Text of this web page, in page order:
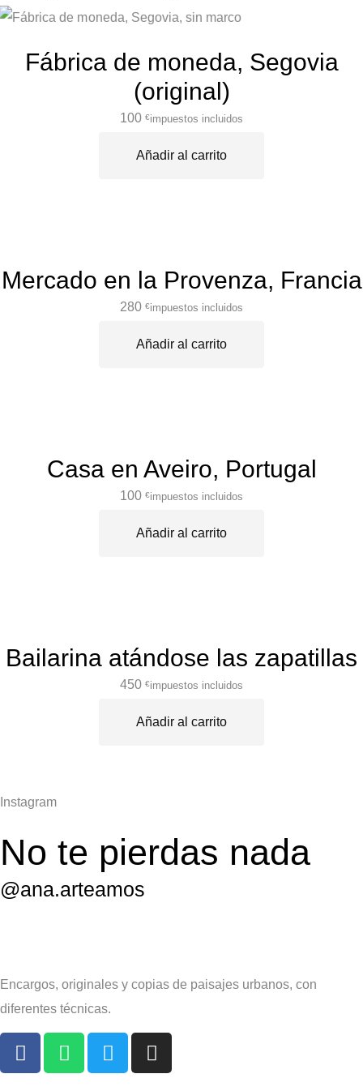
Fábrica de moneda, Segovia
(original)
100 €impuestos incluidos
Añadir al carrito
Mercado en la Provenza, Francia
280 €impuestos incluidos
Añadir al carrito
Casa en Aveiro, Portugal
100 €impuestos incluidos
Añadir al carrito
Bailarina atándose las zapatillas
450 €impuestos incluidos
Añadir al carrito
Instagram
No te pierdas nada
@ana.arteamos
Encargos, originales y copias de paisajes urbanos, con
diferentes técnicas.